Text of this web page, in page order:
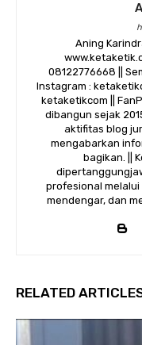
Aning
08122776668 ||
Instagram :
ketaketikcom ||
dibangun sejak
aktifitas blog
mengabarkan
bagikan. ||
profesional
mendengar, dan
RELATED